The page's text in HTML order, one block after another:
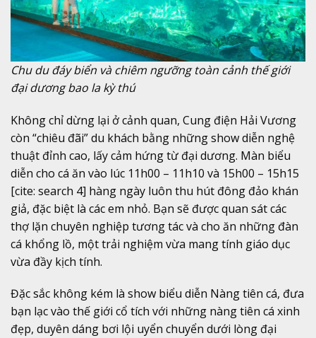
Chu du đáy biển và chiêm ngưỡng toàn cảnh thế giới
đại dương bao la kỳ thú
Không chỉ dừng lại ở cảnh quan, Cung điện Hải Vương
còn “chiêu đãi” du khách bằng những show diễn nghệ
thuật đỉnh cao, lấy cảm hứng từ đại dương. Màn biểu
diễn cho cá ăn vào lúc 11h00 – 11h10 và 15h00 – 15h15
[cite: search 4] hàng ngày luôn thu hút đông đảo khán
giả, đặc biệt là các em nhỏ. Bạn sẽ được quan sát các
thợ lặn chuyên nghiệp tương tác và cho ăn những đàn
cá khổng lồ, một trải nghiệm vừa mang tính giáo dục
vừa đầy kịch tính.
Đặc sắc không kém là show biểu diễn Nàng tiên cá, đưa
bạn lạc vào thế giới cổ tích với những nàng tiên cá xinh
đẹp, duyên dáng bơi lội uyển chuyển dưới lòng đại